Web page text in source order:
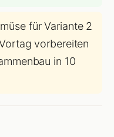
für Variante 2
vorbereiten
in 10